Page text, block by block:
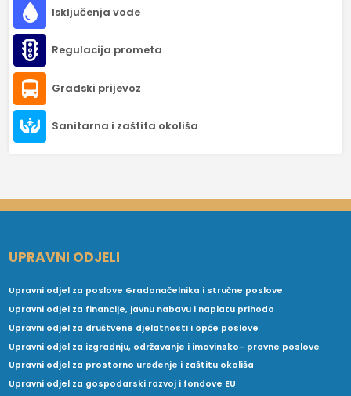
Isključenja vode
Regulacija prometa
Gradski prijevoz
Sanitarna i zaštita okoliša
UPRAVNI ODJELI
Upravni odjel za poslove Gradonačelnika i stručne poslove
Upravni odjel za financije, javnu nabavu i naplatu prihoda
Upravni odjel za društvene djelatnosti i opće poslove
Upravni odjel za izgradnju, održavanje i imovinsko- pravne poslove
Upravni odjel za prostorno uređenje i zaštitu okoliša
Upravni odjel za gospodarski razvoj i fondove EU